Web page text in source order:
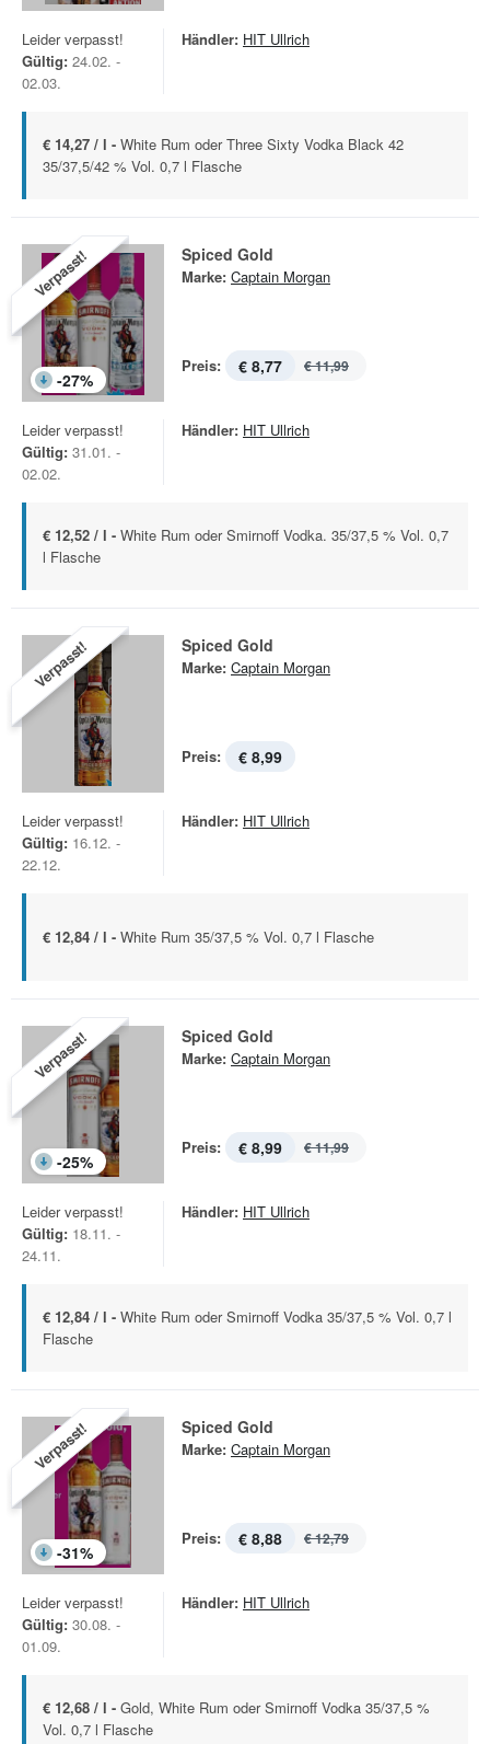
Leider verpasst!
Gültig: 24.02. -
02.03.
Händler: HIT Ullrich
€ 14,27 / l - White Rum oder Three Sixty Vodka Black 42
35/37,5/42 % Vol. 0,7 l Flasche
Verpasst!
-27%
Spiced Gold
Marke: Captain Morgan
Preis: € 8,77 € 11,99
Leider verpasst!
Gültig: 31.01. -
02.02.
Händler: HIT Ullrich
€ 12,52 / l - White Rum oder Smirnoff Vodka. 35/37,5 % Vol. 0,7
l Flasche
Verpasst! Spiced Gold
Marke: Captain Morgan
Preis: € 8,99
Leider verpasst!
Gültig: 16.12. -
22.12.
Händler: HIT Ullrich
€ 12,84 / l - White Rum 35/37,5 % Vol. 0,7 l Flasche
Verpasst!
-25%
Spiced Gold
Marke: Captain Morgan
Preis: € 8,99 € 11,99
Leider verpasst!
Gültig: 18.11. -
24.11.
Händler: HIT Ullrich
€ 12,84 / l - White Rum oder Smirnoff Vodka 35/37,5 % Vol. 0,7 l
Flasche
Verpasst!
-31%
Spiced Gold
Marke: Captain Morgan
Preis: € 8,88 € 12,79
Leider verpasst!
Gültig: 30.08. -
01.09.
Händler: HIT Ullrich
€ 12,68 / l - Gold, White Rum oder Smirnoff Vodka 35/37,5 %
Vol. 0,7 l Flasche